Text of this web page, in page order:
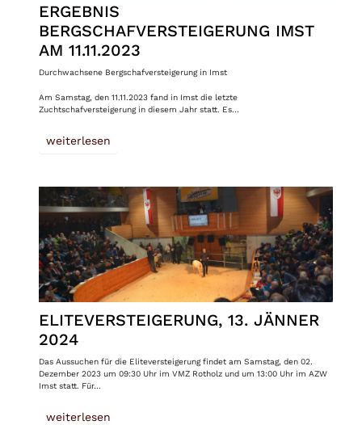
ERGEBNIS
BERGSCHAFVERSTEIGERUNG IMST
AM 11.11.2023
Durchwachsene Bergschafversteigerung in Imst
Am Samstag, den 11.11.2023 fand in Imst die letzte
Zuchtschafversteigerung in diesem Jahr statt. Es…
weiterlesen
ELITEVERSTEIGERUNG, 13. JÄNNER
2024
Das Aussuchen für die Eliteversteigerung findet am Samstag, den 02.
Dezember 2023 um 09:30 Uhr im VMZ Rotholz und um 13:00 Uhr im AZW
Imst statt. Für…
weiterlesen